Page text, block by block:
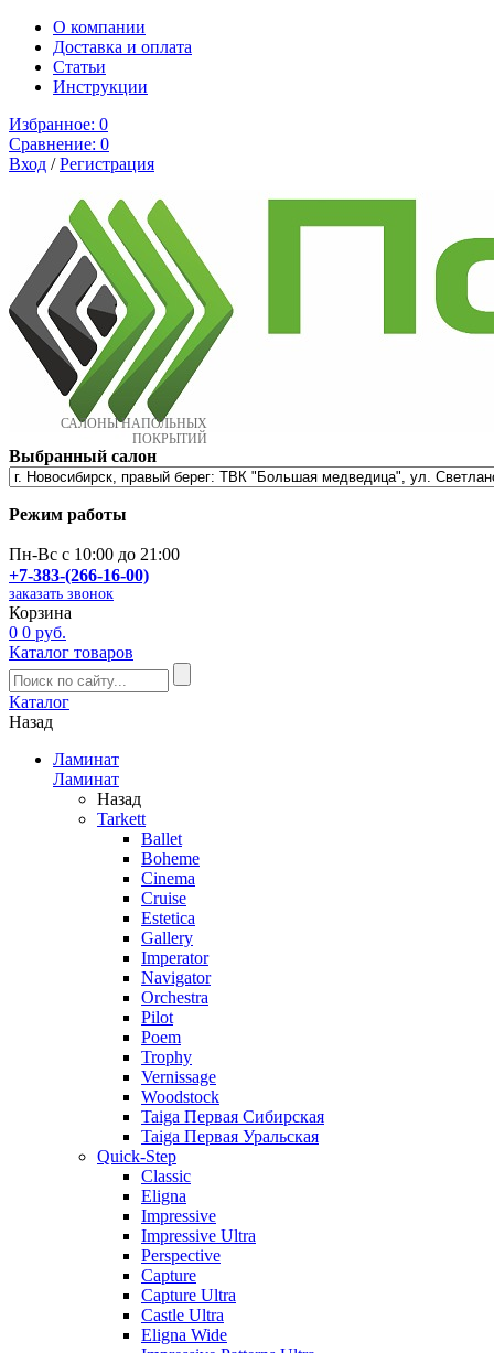
О компании
Доставка и оплата
Cтатьи
Инструкции
Избранное: 0
Сравнение: 0
Вход /Регистрация
САЛОНЫ НАПОЛЬНЫХ
ПОКРЫТИЙ
Выбранный салон
Режим работы
Пн-Вс с 10:00 до 21:00
+7-383-(266-16-00)
заказать звонок
Корзина
0 0 руб.
Каталог товаров
Каталог
Назад
Ламинат
Ламинат
Назад
Tarkett
Ballet
Boheme
Cinema
Cruise
Estetica
Gallery
Imperator
Navigator
Orchestra
Pilot
Poem
Trophy
Vernissage
Woodstock
Taiga Первая Сибирская
Taiga Первая Уральская
Quick-Step
Classic
Eligna
Impressive
Impressive Ultra
Perspective
Capture
Capture Ultra
Castle Ultra
Eligna Wide